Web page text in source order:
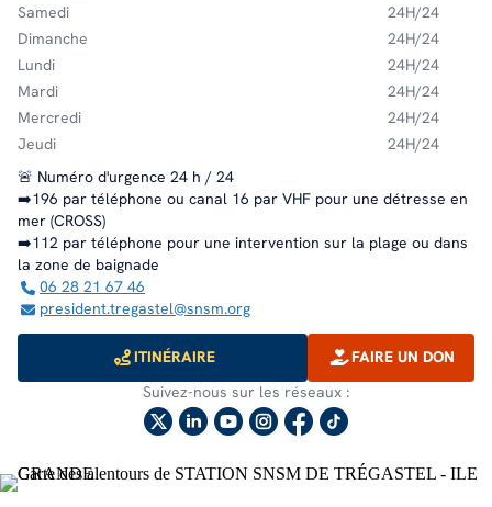
Samedi
24H/24
Dimanche
24H/24
Lundi
24H/24
Mardi
24H/24
Mercredi
24H/24
Jeudi
24H/24
🚨 Numéro d'urgence 24 h / 24
➡️196 par téléphone ou canal 16 par VHF pour une détresse en
mer (CROSS)
➡️112 par téléphone pour une intervention sur la plage ou dans
la zone de baignade
06 28 21 67 46
president.tregastel@snsm.org
ITINÉRAIRE
FAIRE UN DON
Suivez-nous sur les réseaux :